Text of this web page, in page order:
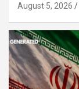
August 5, 2026